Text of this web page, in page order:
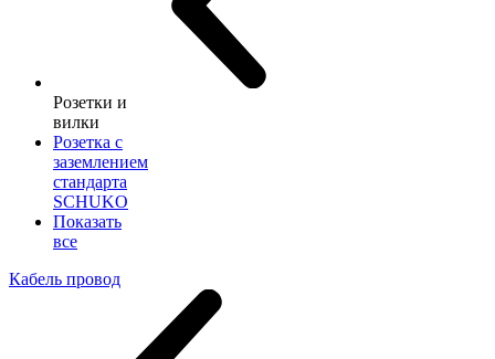
Розетки и
вилки
Розетка с
заземлением
стандарта
SCHUKO
Показать
все
Кабель провод